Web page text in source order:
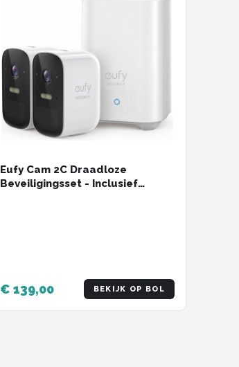
Eufy Cam 2C Draadloze
Beveiligingsset - Inclusief
€ 139,00 BEKIJK OP BOL